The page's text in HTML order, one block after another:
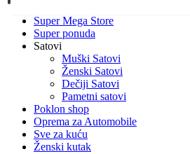
Super Mega Store
Super ponuda
Satovi
Muški Satovi
Ženski Satovi
Dečiji Satovi
Pametni satovi
Poklon shop
Oprema za Automobile
Sve za kuću
Ženski kutak